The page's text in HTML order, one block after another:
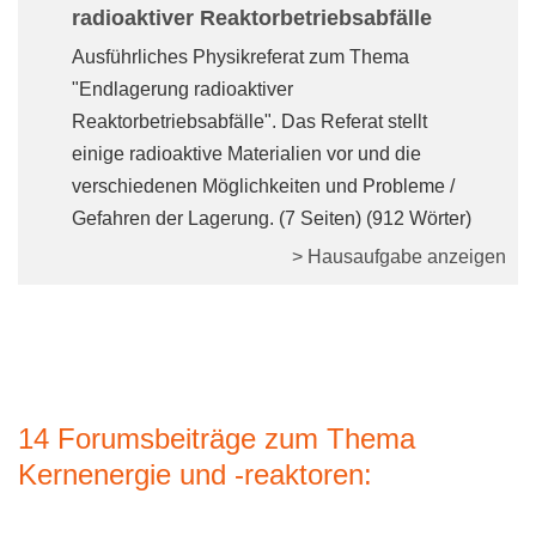
radioaktiver Reaktorbetriebsabfälle
Ausführliches Physikreferat zum Thema
"Endlagerung radioaktiver
Reaktorbetriebsabfälle". Das Referat stellt
einige radioaktive Materialien vor und die
verschiedenen Möglichkeiten und Probleme /
Gefahren der Lagerung. (7 Seiten) (912 Wörter)
> Hausaufgabe anzeigen
14 Forumsbeiträge zum Thema
Kernenergie und -reaktoren: